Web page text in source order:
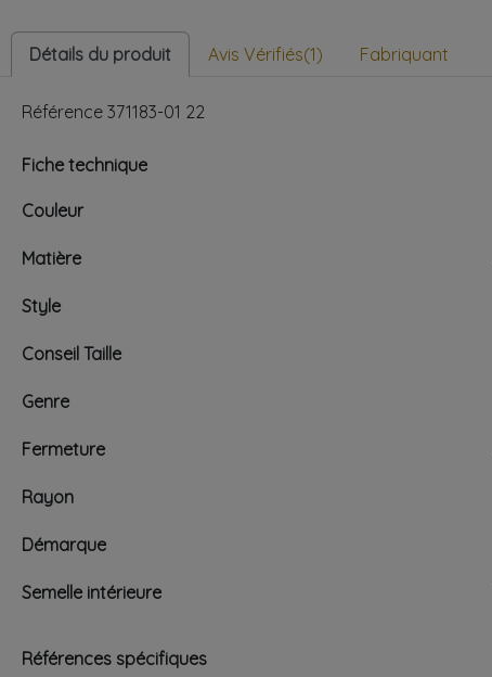
Détails du produit Avis Vérifiés(1) Fabriquant
Référence 371183-01 22
Fiche technique
Couleur
Matière
Style
Conseil Taille
Genre
Fermeture
Rayon
Démarque
Semelle intérieure
Références spécifiques